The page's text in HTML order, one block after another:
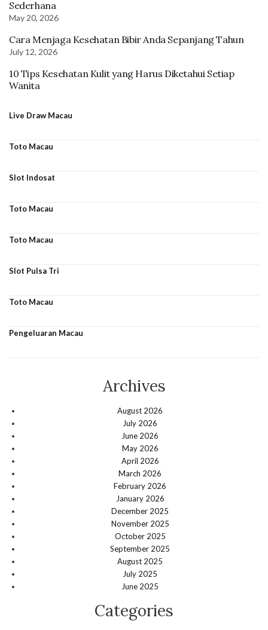
Sederhana
May 20, 2026
Cara Menjaga Kesehatan Bibir Anda Sepanjang Tahun
July 12, 2026
10 Tips Kesehatan Kulit yang Harus Diketahui Setiap
Wanita
Live Draw Macau
Toto Macau
Slot Indosat
Toto Macau
Toto Macau
Slot Pulsa Tri
Toto Macau
Pengeluaran Macau
Archives
August 2026
July 2026
June 2026
May 2026
April 2026
March 2026
February 2026
January 2026
December 2025
November 2025
October 2025
September 2025
August 2025
July 2025
June 2025
Categories